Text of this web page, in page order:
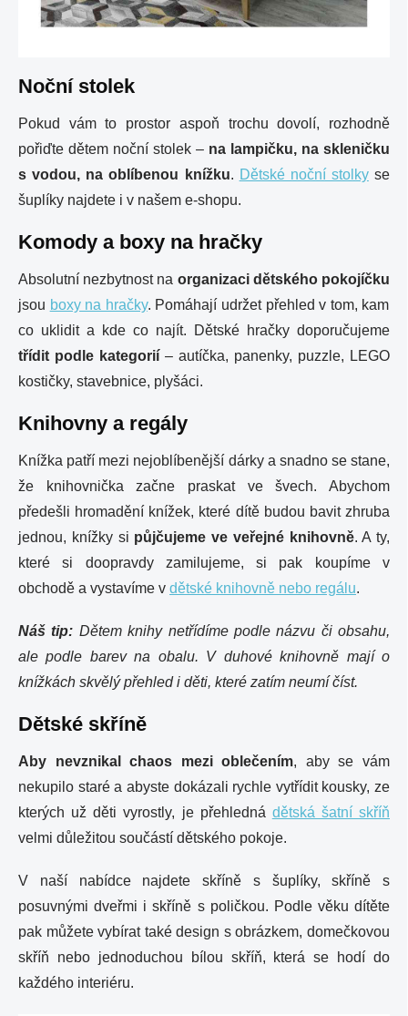
Noční stolek
Pokud vám to prostor aspoň trochu dovolí, rozhodně
pořiďte dětem noční stolek – na lampičku, na skleničku
s vodou, na oblíbenou knížku. Dětské noční stolkyse
šuplíky najdete i v našem e-shopu.
Komody a boxy na hračky
Absolutní nezbytnost na organizaci dětského pokojíčku
jsou boxy na hračky. Pomáhají udržet přehled v tom, kam
co uklidit a kde co najít. Dětské hračky doporučujeme
třídit podle kategorií – autíčka, panenky, puzzle, LEGO
kostičky, stavebnice, plyšáci.
Knihovny a regály
Knížka patří mezi nejoblíbenější dárky a snadno se stane,
že knihovnička začne praskat ve švech. Abychom
předešli hromadění knížek, které dítě budou bavit zhruba
jednou, knížky si půjčujeme ve veřejné knihovně. A ty,
které si doopravdy zamilujeme, si pak koupíme v
obchodě a vystavíme v dětské knihovně nebo regálu.
Náš tip: Dětem knihy netřídíme podle názvu či obsahu,
ale podle barev na obalu. V duhové knihovně mají o
knížkách skvělý přehled i děti, které zatím neumí číst.
Dětské skříně
Aby nevznikal chaos mezi oblečením, aby se vám
nekupilo staré a abyste dokázali rychle vytřídit kousky, ze
kterých už děti vyrostly, je přehledná dětská šatní skříň
velmi důležitou součástí dětského pokoje.
V naší nabídce najdete skříně s šuplíky, skříně s
posuvnými dveřmi i skříně s poličkou. Podle věku dítěte
pak můžete vybírat také design s obrázkem, domečkovou
skříň nebo jednoduchou bílou skříň, která se hodí do
každého interiéru.